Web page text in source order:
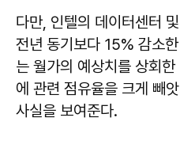
다만, 인텔의 데이터센터
전년 동기보다 15% 감소
는 월가의 예상치를 상회
에 관련 점유율을 크게 빼
사실을 보여준다.